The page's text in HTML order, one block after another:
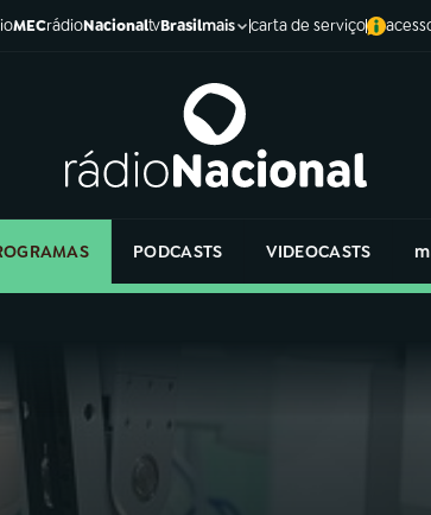
MECrádioNacionaltvBrasilmais carta de serviço
PODCASTS VIDEOCASTS